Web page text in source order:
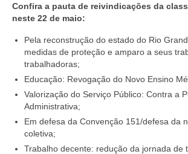
Confira a pauta de reivindicações da
neste 22 de maio:
Pela reconstrução do estado do Rio
medidas de proteção e amparo a seus
trabalhadoras;
Educação: Revogação do Novo Ensino
Valorização do Serviço Público: Contra a
Administrativa;
Em defesa da Convenção 151/defesa da
coletiva;
Trabalho decente: redução da jornada de